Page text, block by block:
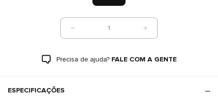
1
Precisa de ajuda? FALE COM A GENTE
ESPECIFICAÇÕES